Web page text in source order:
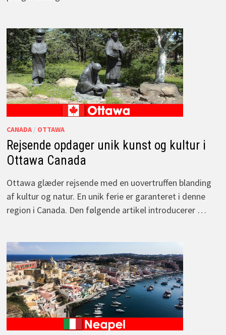
CANADA/ OTTAWA
Rejsende opdager unik kunst og kultur i
Ottawa Canada
Ottawa glæder rejsende med en uovertruffen blanding
af kultur og natur. En unik ferie er garanteret i denne
region i Canada. Den følgende artikel introducerer …